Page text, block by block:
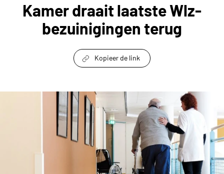
Kamer draait laatste Wlz-
bezuinigingen terug
Kopieer de link
Kamer draait laatste Wlz-bezuinigingen terug